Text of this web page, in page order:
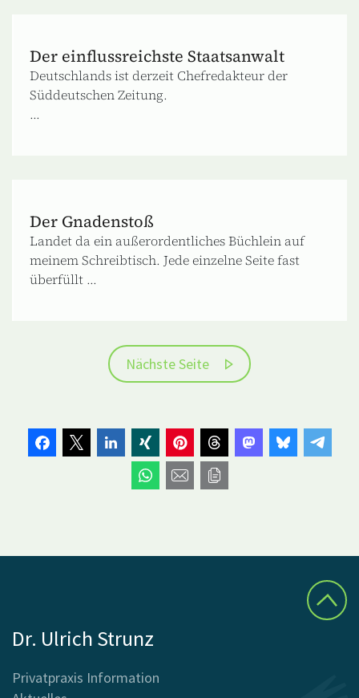
Der einflussreichste Staatsanwalt
Deutschlands ist derzeit Chefredakteur der
Süddeutschen Zeitung.
...
Der Gnadenstoß
Landet da ein außerordentliches Büchlein auf
meinem Schreibtisch. Jede einzelne Seite fast
überfüllt ...
Nächste Seite
Dr. Ulrich Strunz
Privatpraxis Information